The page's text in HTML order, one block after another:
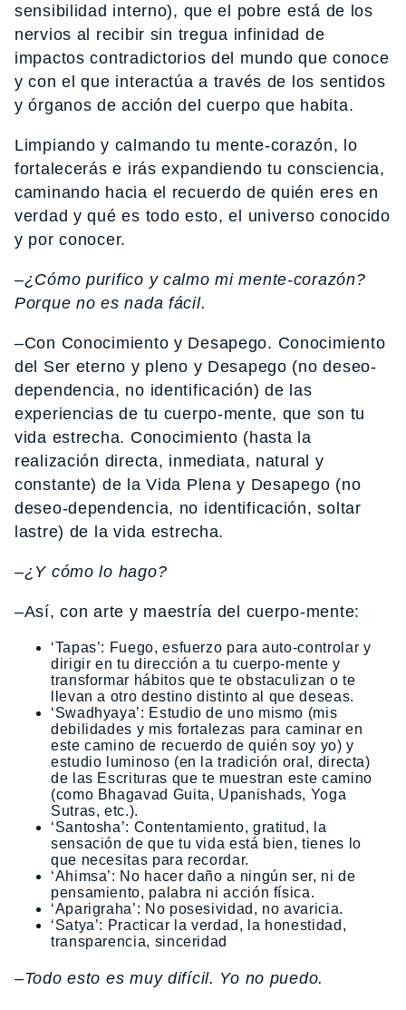
sensibilidad interno), que el pobre está de los
nervios al recibir sin tregua infinidad de
impactos contradictorios del mundo que conoce
y con el que interactúa a través de los sentidos
y órganos de acción del cuerpo que habita.
Limpiando y calmando tu mente-corazón, lo
fortalecerás e irás expandiendo tu consciencia,
caminando hacia el recuerdo de quién eres en
verdad y qué es todo esto, el universo conocido
y por conocer.
–¿Cómo purifico y calmo mi mente-corazón?
Porque no es nada fácil.
–Con Conocimiento y Desapego. Conocimiento
del Ser eterno y pleno y Desapego (no deseo-
dependencia, no identificación) de las
experiencias de tu cuerpo-mente, que son tu
vida estrecha. Conocimiento (hasta la
realización directa, inmediata, natural y
constante) de la Vida Plena y Desapego (no
deseo-dependencia, no identificación, soltar
lastre) de la vida estrecha.
–¿Y cómo lo hago?
–Así, con arte y maestría del cuerpo-mente:
‘Tapas’: Fuego, esfuerzo para auto-controlar y
dirigir en tu dirección a tu cuerpo-mente y
transformar hábitos que te obstaculizan o te
llevan a otro destino distinto al que deseas.
‘Swadhyaya’: Estudio de uno mismo (mis
debilidades y mis fortalezas para caminar en
este camino de recuerdo de quién soy yo) y
estudio luminoso (en la tradición oral, directa)
de las Escrituras que te muestran este camino
(como Bhagavad Guita, Upanishads, Yoga
Sutras, etc.).
‘Santosha’: Contentamiento, gratitud, la
sensación de que tu vida está bien, tienes lo
que necesitas para recordar.
‘Ahimsa’: No hacer daño a ningún ser, ni de
pensamiento, palabra ni acción física.
‘Aparigraha’: No posesividad, no avaricia.
‘Satya’: Practicar la verdad, la honestidad,
transparencia, sinceridad
–Todo esto es muy difícil. Yo no puedo.